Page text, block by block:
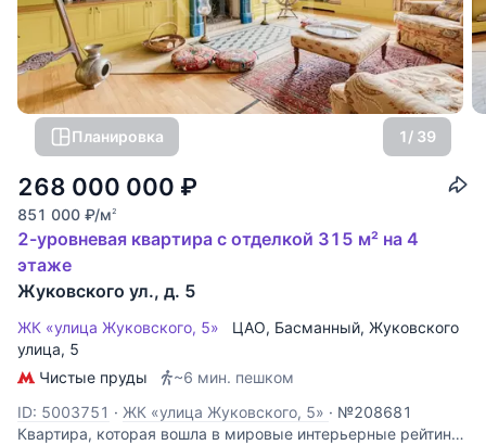
Планировка 1 / 39
268 000 000 ₽
851 000 ₽/м2
2-уровневая квартира с отделкой 315 м² на 4
этаже
Жуковского ул., д. 5
ЖК «улица Жуковского, 5» ЦАО, Басманный, Жуковского
улица, 5
Чистые пруды
~6 мин. пешком
ID: 5003751 · ЖК «улица Жуковского, 5» · №208681
Квартира, которая вошла в мировые интерьерные рейтинги